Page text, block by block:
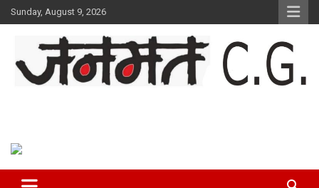
Skip
to
Sunday, August 9, 2026